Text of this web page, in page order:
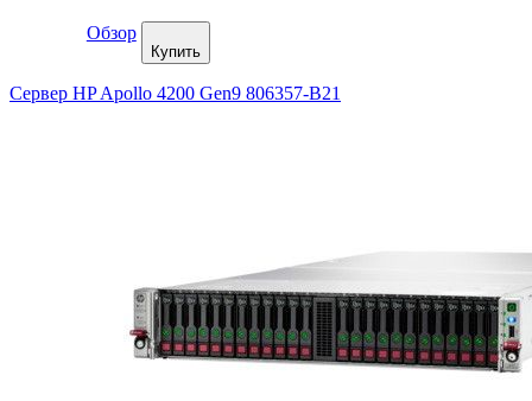
Обзор
Купить
Сервер HP Apollo 4200 Gen9 806357-B21